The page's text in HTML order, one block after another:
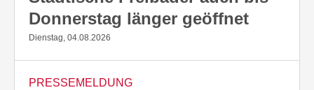
Donnerstag länger geöffnet
Dienstag, 04.08.2026
PRESSEMELDUNG